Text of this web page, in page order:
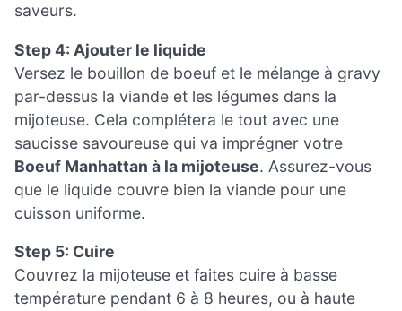
saveurs.
Step 4: Ajouter le liquide
Versez le bouillon de boeuf et le mélange à gravy
par-dessus la viande et les légumes dans la
mijoteuse. Cela complétera le tout avec une
saucisse savoureuse qui va imprégner votre
Boeuf Manhattan à la mijoteuse. Assurez-vous
que le liquide couvre bien la viande pour une
cuisson uniforme.
Step 5: Cuire
Couvrez la mijoteuse et faites cuire à basse
température pendant 6 à 8 heures, ou à haute